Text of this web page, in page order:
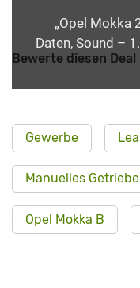
„Opel Mokka
Daten, Sound –
Bewerte diesen Deal
Gewerbe
Manuelles Getriebe
Opel Mokka B